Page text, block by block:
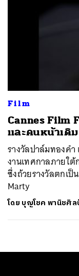
Film
Cannes Film
และคนหน้าเดิม
รางวัลปาล์มทองค
งานเทศกาลภายใต้
ซึ่งถ้วยรางวัลตกเป็
Marty
โดย บุญโชค พานิชศิล